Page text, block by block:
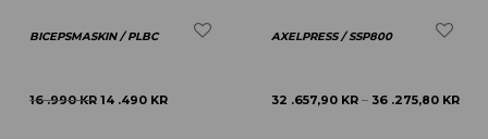
BICEPSMASKIN / PLBC
16 .990KR 14 .490 KR
AXELPRESS / SSP800
32 .657,90 KR – 36 .275,80 KR